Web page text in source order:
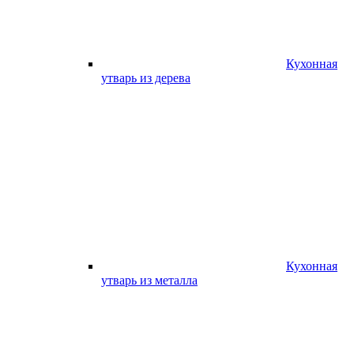
Кухонная
утварь из дерева
Кухонная
утварь из металла